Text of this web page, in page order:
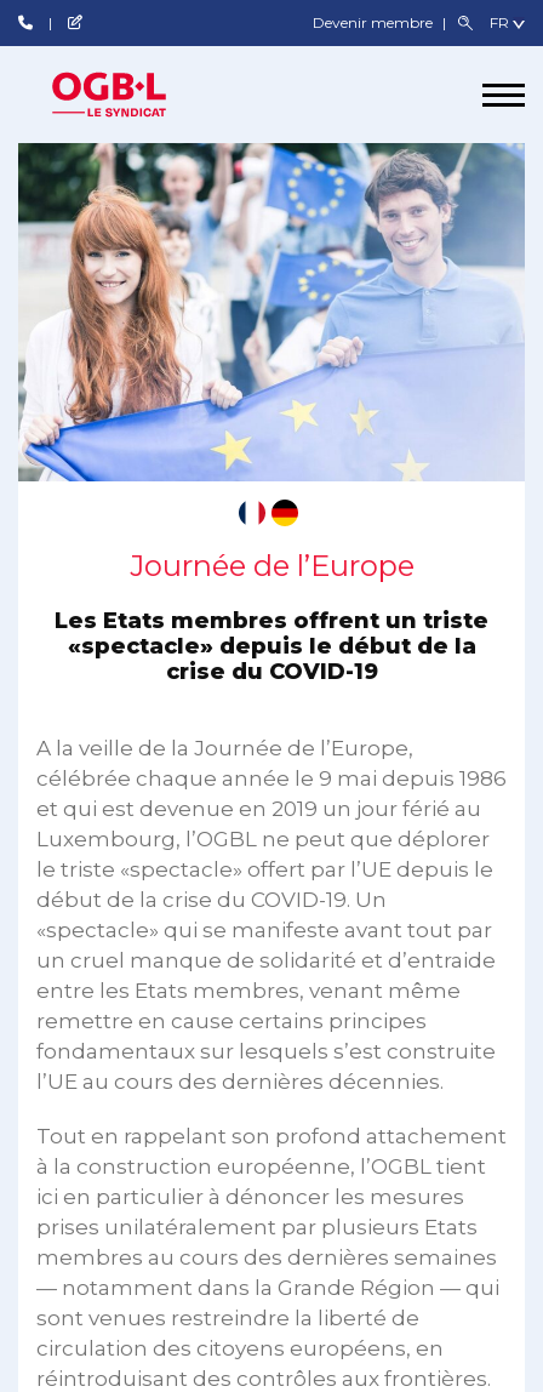
Devenir membre
Journée de l’Europe
Les Etats membres offrent un triste
«spectacle» depuis le début de la
crise du COVID-19
A la veille de la Journée de l’Europe,
célébrée chaque année le 9 mai depuis 1986
et qui est devenue en 2019 un jour férié au
Luxembourg, l’OGBL ne peut que déplorer
le triste «spectacle» offert par l’UE depuis le
début de la crise du COVID-19. Un
«spectacle» qui se manifeste avant tout par
un cruel manque de solidarité et d’entraide
entre les Etats membres, venant même
remettre en cause certains principes
fondamentaux sur lesquels s’est construite
l’UE au cours des dernières décennies.
Tout en rappelant son profond attachement
à la construction européenne, l’OGBL tient
ici en particulier à dénoncer les mesures
prises unilatéralement par plusieurs Etats
membres au cours des dernières semaines
— notamment dans la Grande Région — qui
sont venues restreindre la liberté de
circulation des citoyens européens, en
réintroduisant des contrôles aux frontières.